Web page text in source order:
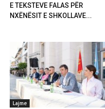
E TEKSTEVE FALAS PËR
NXËNËSIT E SHKOLLAVE...
Lajme